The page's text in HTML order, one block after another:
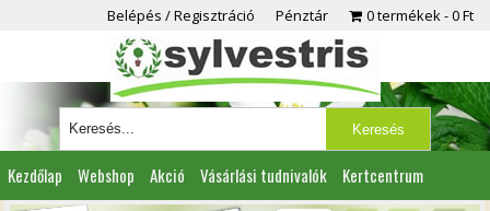
Belépés / Regisztráció Pénztár 0 termékek 0 Ft
Kezdőlap Webshop Akció Vásárlási tudnivalók Kertcentrum